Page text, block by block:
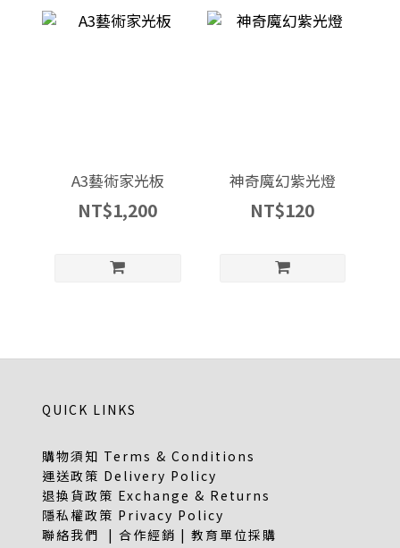
A3藝術家光板
NT$1,200
神奇魔幻紫光燈
NT$120
QUICK LINKS
購物須知 Terms & Conditions
運送政策 Delivery Policy
退換貨政策 Exchange & Returns
隱私權政策 Privacy Policy
聯絡我們 | 合作經銷 | 教育單位採購